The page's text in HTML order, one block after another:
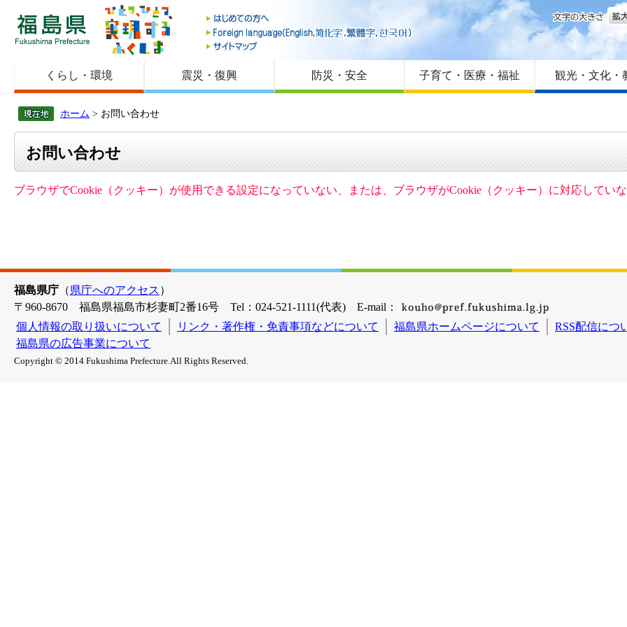
福島県
はじめての方へ
Foreign language
サイトマップ
文字
くらし・環境 震災・復興 防災・安全 子育て・医療・福祉 観光・文化・
ホーム > お問い合わせ
お問い合わせ
ブラウザでCookie（クッキー）が使用できる設定になっていない、または、ブラウザがCookie（クッキー）に対応してい
福島県庁 （県庁へのアクセス ）
〒960-8670 福島県福島市杉妻町2番16号 Tel：024-521-1111(代表) E-mail：
個人情報の取り扱いについて
リンク・著作権・免責事項などについて 福島県ホームページについて
RSS配信につ
福島県の広告事業について
Copyright © 2014 Fukushima Prefecture.All Rights Reserved.